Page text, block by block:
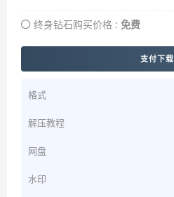
终身钻石购买价格 : 免费
支付下载
格式
解压教程
网盘
水印